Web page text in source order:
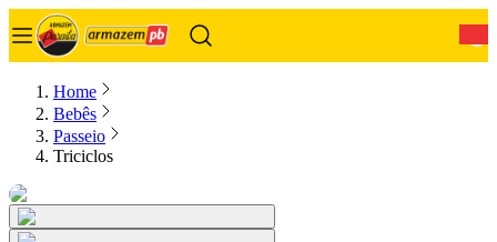
Home
Bebês
Passeio
Triciclos